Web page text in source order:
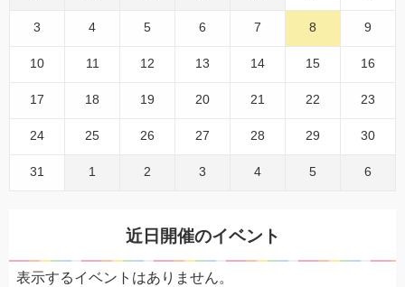
3 4 5 6 7 8 9
10 11 12 13 14 15 16
17 18 19 20 21 22 23
24 25 26 27 28 29 30
31 1 2 3 4 5 6
近日開催のイベント
表示するイベントはありません。